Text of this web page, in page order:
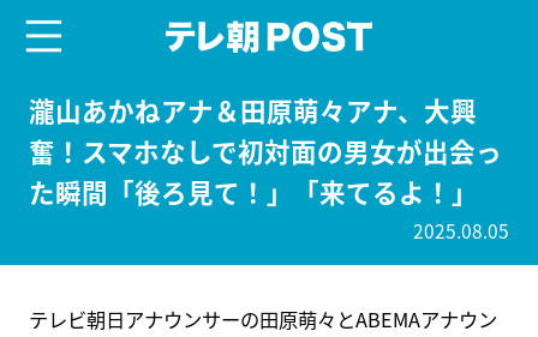
瀧山あかねアナ＆田原萌々アナ、大興
奮！スマホなしで初対面の男女が出会っ
た瞬間「後ろ見て！」「来てるよ！」
2025.08.05
テレビ朝日アナウンサーの田原萌々とABEMAアナウン